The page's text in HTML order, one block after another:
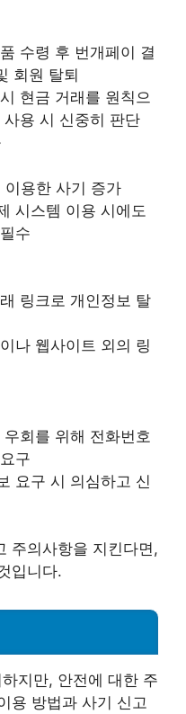
수령 후 번개페이 결
회원 탈퇴
현금 거래를 원칙으
용 시 신중히 판단
이용한 사기 증가
시스템 이용 시에도
수
링크로 개인정보 탈
나 웹사이트 외의 링
회를 위해 전화번호
구
요구 시 의심하고 신
주의사항을 지킨다면,
입니다.
지만, 안전에 대한 주
용 방법과 사기 신고